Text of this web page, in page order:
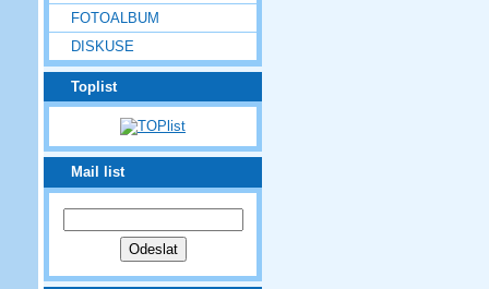
FOTOALBUM
DISKUSE
Toplist
Mail list